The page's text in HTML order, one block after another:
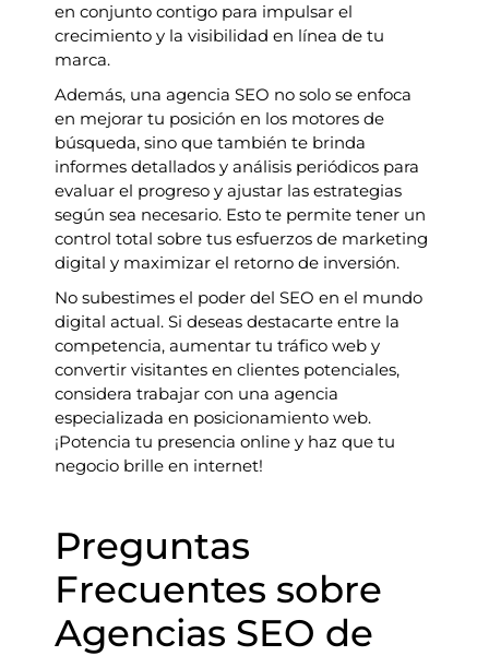
en conjunto contigo para impulsar el
crecimiento y la visibilidad en línea de tu
marca.
Además, una agencia SEO no solo se enfoca
en mejorar tu posición en los motores de
búsqueda, sino que también te brinda
informes detallados y análisis periódicos para
evaluar el progreso y ajustar las estrategias
según sea necesario. Esto te permite tener un
control total sobre tus esfuerzos de marketing
digital y maximizar el retorno de inversión.
No subestimes el poder del SEO en el mundo
digital actual. Si deseas destacarte entre la
competencia, aumentar tu tráfico web y
convertir visitantes en clientes potenciales,
considera trabajar con una agencia
especializada en posicionamiento web.
¡Potencia tu presencia online y haz que tu
negocio brille en internet!
Preguntas
Frecuentes sobre
Agencias SEO de